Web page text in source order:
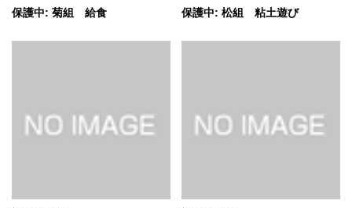
保護中: 菊組 給食 保護中: 松組 粘土遊び